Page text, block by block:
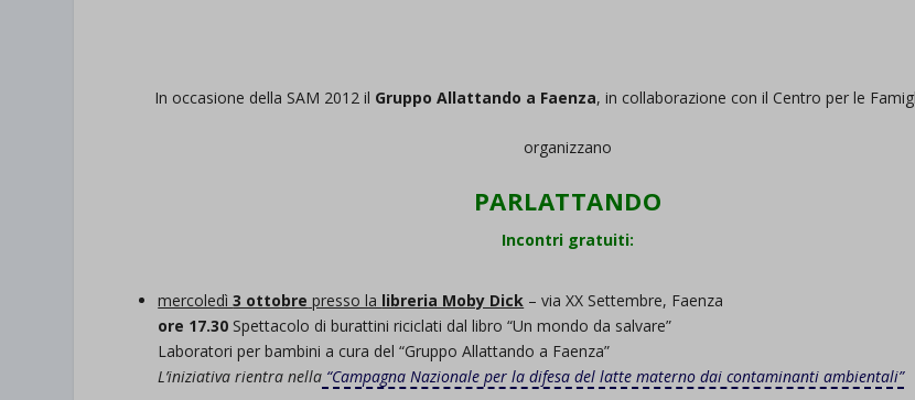
In occasione della SAM 2012 il Gruppo Allattando a Faenza, in collaborazione con il Centro per le
organizzano
PARLATTANDO
Incontri gratuiti:
mercoledì3 ottobre presso la libreria Moby Dick – via XX Settembre, Faenza
ore 17.30 Spettacolo di burattini riciclati dal libro “Un mondo da salvare”
Laboratori per bambini a cura del “Gruppo Allattando a Faenza”
L’iniziativa rientra nella “Campagna Nazionale per la difesa del latte materno dai contaminanti ambientali”